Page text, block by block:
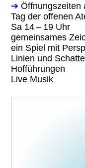
➔ Öffnungszeiten
Tag der offenen
Sa 14 – 19 Uhr
gemeinsames
ein Spiel mit
Linien und
Hofführungen
Live Musik